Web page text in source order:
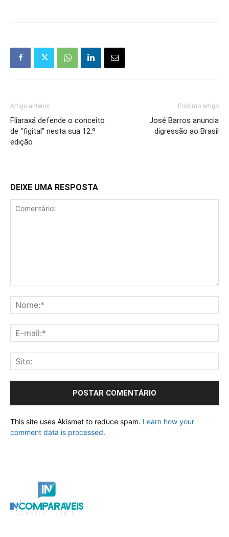
Artigo anterior
Fliaraxá defende o conceito
de “figital” nesta sua 12.º
edição
Próximo artigo
José Barros anuncia
digressão ao Brasil
DEIXE UMA RESPOSTA
This site uses Akismet to reduce spam. Learn how your
comment data is processed.